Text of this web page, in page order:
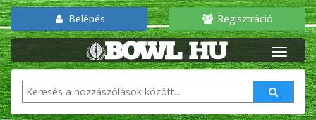
Belépés Regisztráció